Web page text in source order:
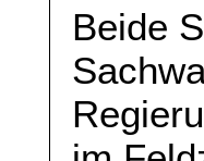
Beide